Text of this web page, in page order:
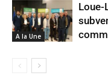
A la Une
Loue-